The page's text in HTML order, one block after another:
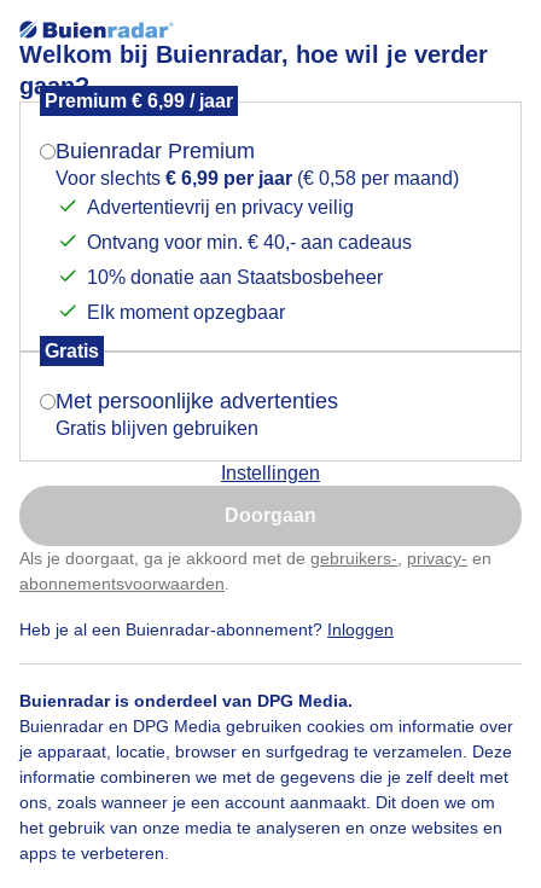
Welkom bij Buienradar, hoe wil je verder
gaan?
Premium € 6,99 / jaar
Buienradar Premium
Voor slechts € 6,99 per jaar (€ 0,58 per maand)
Advertentievrij en privacy veilig
Ontvang voor min. € 40,- aan cadeaus
10% donatie aan Staatsbosbeheer
Elk moment opzegbaar
Gratis
Met persoonlijke advertenties
Gratis blijven gebruiken
Instellingen
Doorgaan
Als je doorgaat, ga je akkoord met de gebruikers- privacy- en
abonnementsvoorwaarden
Heb je al een Buienradar-abonnement? Inloggen
Buienradar is onderdeel van DPG Media.
Buienradar en DPG Media gebruiken cookies om informatie over
je apparaat, locatie, browser en surfgedrag te verzamelen. Deze
informatie combineren we met de gegevens die je zelf deelt met
ons, zoals wanneer je een account aanmaakt. Dit doen we om
het gebruik van onze media te analyseren en onze websites en
apps te verbeteren.
Goedemorgen
Door: Dilia van Zon Gemaakt: 15-06-2026, 37x bekeken
Een moment geduld aub...
Mogen we je locatie gebruiken voor het
Indien je hier nog geen akkoord op hebt gegeven,
verschijnt er zo een pop-up uit je browser waarin
Is goed, toon de popup
Nu niet, misschien later
Klik hierom dit aan te passen